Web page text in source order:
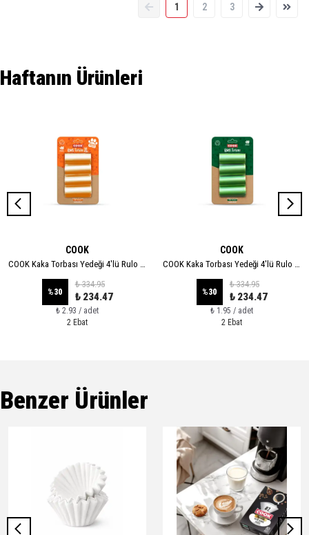
1 2 3
Haftanın Ürünleri
COOK
COOK Kaka Torbası Yedeği 4'lü Rulo - XL
%30
₺ 334.95
₺ 234.47
₺ 2.93 / adet
2 Ebat
COOK
COOK Kaka Torbası Yedeği 4'lü Rulo - STANDART
%30
₺ 334.95
₺ 234.47
₺ 1.95 / adet
2 Ebat
Benzer Ürünler